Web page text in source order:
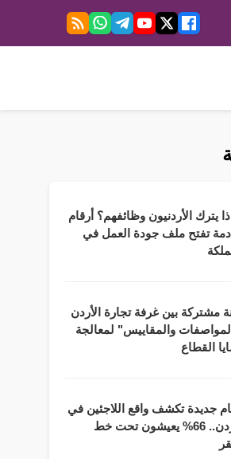
يترك الأردنيون وظائفهم؟ أرقام
تفتح ملف جودة العمل في
مشتركة بين غرفة تجارة الأردن
والمقاييس" لمعالجة
القطاع
جديدة تكشف واقع اللاجئين في
الأردن.. 66% يعيشون تحت خط